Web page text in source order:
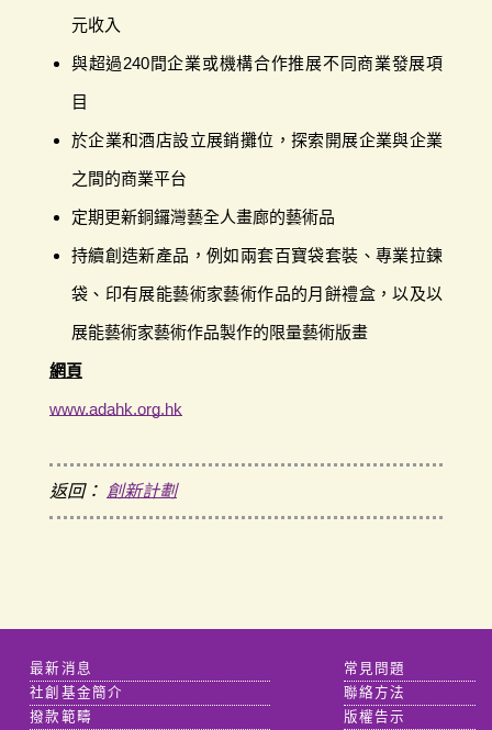
元收入
與超過240間企業或機構合作推展不同商業發展項
目
於企業和酒店設立展銷攤位，探索開展企業與企業
之間的商業平台
定期更新銅鑼灣藝全人畫廊的藝術品
持續創造新產品，例如兩套百寶袋套裝、專業拉鍊
袋、印有展能藝術家藝術作品的月餅禮盒，以及以
展能藝術家藝術作品製作的限量藝術版畫
網頁
www.adahk.org.hk
返回： 創新計劃
最新消息
社創基金簡介
撥款範疇
常見問題
聯絡方法
版權告示